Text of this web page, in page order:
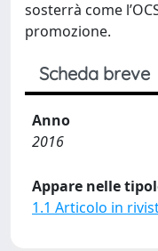
sosterrà come
promozione.
Scheda breve
Anno
2016
Appare nelle
1.1 Articolo in